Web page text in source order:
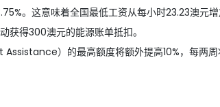
。这意味着全国最低工资从每小时23.23澳元增
获得300澳元的能源账单抵扣。
）的最高额度将额外提高10%，每两周